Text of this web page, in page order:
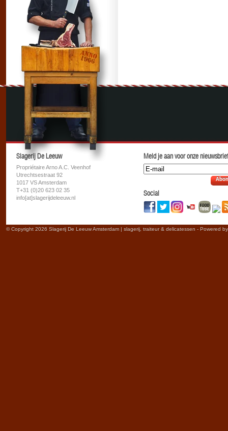
Slagerij De Leeuw
Propriétaire Arno A.C. Veenhof
Utrechtsestraat 92
1017 VS Amsterdam
T+31 (0)20 623 02 35
info[at]slagerijdeleeuw.nl
Meld je aan voor onze
Social
© Copyright 2026 Slagerij De Leeuw Amsterdam | slagerij, traiteur & delicatessen - Powered